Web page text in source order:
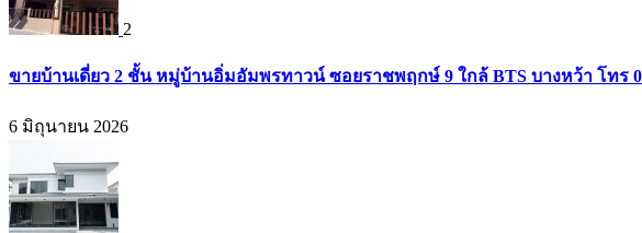
2
ขายบ้านเดี่ยว 2 ชั้น หมู่บ้านอิ่มอัมพรทาวน์ ซอยราชพฤกษ์ 9 ใกล้ BTS บางหว้า โทร
6 มิถุนายน 2026